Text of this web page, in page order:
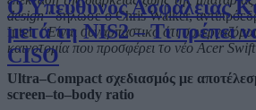
Ο Υπεύθυνος Ασφάλειας
μετά τη NIS2 – Τι πρέπει
CISO
design“δήλωσε ο Chris Walker,
Intel.“Είναι συναρπαστικό ότι
καινοτομία που προσφέρει το νέο Acer
Ultra–Compact σχεδιασμός με
screen–to–body ratio